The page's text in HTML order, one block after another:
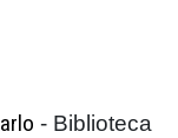
- Biblioteca